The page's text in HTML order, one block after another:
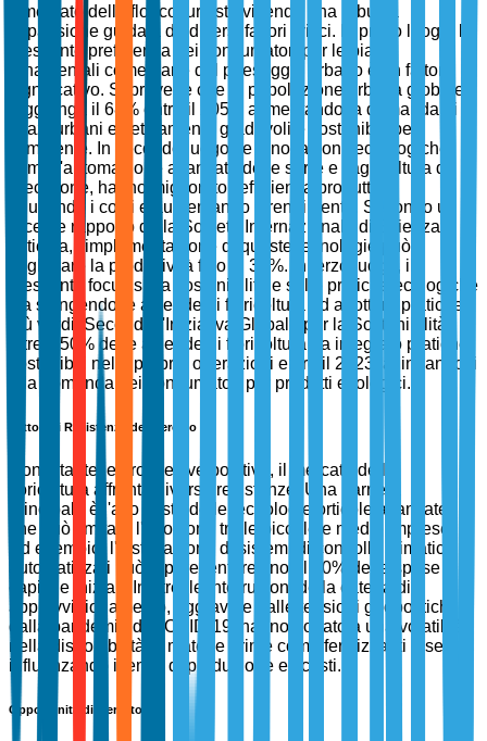
Il mercato della floricoltura sta vivendo una robusta
espansione guidata da diversi fattori critici. In primo luogo, la
crescente preferenza dei consumatori per le piante
ornamentali come parte del paesaggio urbano è un fattore
significativo. Si prevede che la popolazione urbana globale
raggiunga il 68% entro il 2050, alimentando la domanda di
spazi urbani esteticamente gradevoli e sostenibili per
l'ambiente. In secondo luogo, le innovazioni tecnologiche,
come l'automazione avanzata delle serre e l'agricoltura di
precisione, hanno migliorato l'efficienza produttiva,
riducendo i costi e aumentando il rendimento. Secondo un
recente rapporto della Società Internazionale di Scienza
Orticola, l'implementazione di queste tecnologie può
migliorare la produttività fino al 30%. In terzo luogo, il
crescente focus sulla sostenibilità e sulle pratiche ecologiche
sta spingendo le aziende di floricoltura ad adottare pratiche
più verdi. Secondo l'Iniziativa Globale per la Sostenibilità,
oltre il 50% delle aziende di floricoltura ha integrato pratiche
sostenibili nelle proprie operazioni entro il 2023, allineandosi
alla domanda dei consumatori per prodotti ecologici.
Fattori di Resistenza del Mercato
Nonostante le prospettive positive, il mercato della
floricoltura affronta diverse resistenze. Una barriera
principale è l'alto costo delle tecnologie orticole avanzate,
che può limitare l'adozione tra le piccole e medie imprese.
Ad esempio, l'installazione di sistemi di controllo climatico
automatizzati può rappresentare fino al 20% delle spese di
capitale iniziali. Inoltre, le interruzioni della catena di
approvvigionamento, aggravate dalle tensioni geopolitiche e
dalla pandemia di COVID-19, hanno portato a una volatilità
nella disponibilità di materie prime come fertilizzanti e semi,
influenzando i tempi di produzione e i costi.
Opportunità di Mercato